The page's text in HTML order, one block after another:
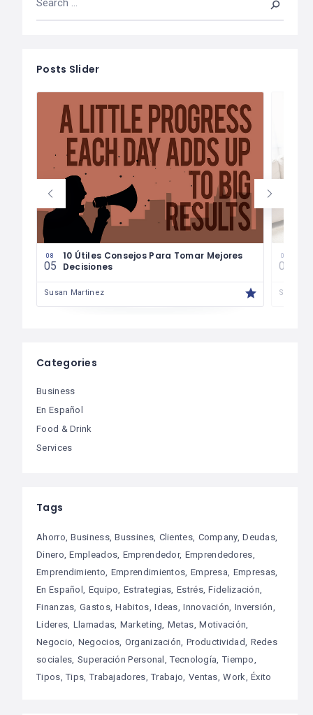
Posts Slider
08
05
10 Útiles Consejos Para Tomar Mejores
Decisiones
Susan Martinez
08
04
Susan
Categories
Business
En Español
Food & Drink
Services
Tags
Ahorro Business Bussines Clientes Company Deudas
Dinero Empleados Emprendedor Emprendedores
Emprendimiento Emprendimientos Empresa Empresas
En Español Equipo Estrategias Estrés Fidelización
Finanzas Gastos Habitos Ideas Innovación Inversión
Lideres Llamadas Marketing Metas Motivación
Negocio Negocios Organización Productividad Redes
sociales Superación Personal Tecnología Tiempo
Tipos Tips Trabajadores Trabajo Ventas Work Éxito